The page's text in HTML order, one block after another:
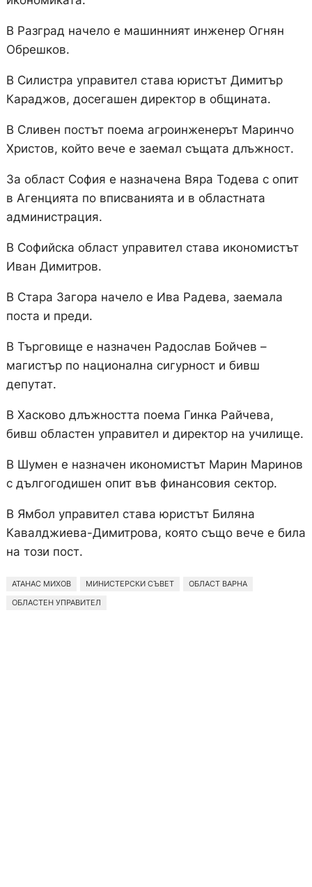
В Разград начело е машинният инженер Огнян
Обрешков.
В Силистра управител става юристът Димитър
Караджов, досегашен директор в общината.
В Сливен постът поема агроинженерът Маринчо
Христов, който вече е заемал същата длъжност.
За област София е назначена Вяра Тодева с опит
в Агенцията по вписванията и в областната
администрация.
В Софийска област управител става икономистът
Иван Димитров.
В Стара Загора начело е Ива Радева, заемала
поста и преди.
В Търговище е назначен Радослав Бойчев –
магистър по национална сигурност и бивш
депутат.
В Хасково длъжността поема Гинка Райчева,
бивш областен управител и директор на училище.
В Шумен е назначен икономистът Марин Маринов
с дългогодишен опит във финансовия сектор.
В Ямбол управител става юристът Биляна
Кавалджиева-Димитрова, която също вече е била
на този пост.
АТАНАС МИХОВ МИНИСТЕРСКИ СЪВЕТ
ОБЛАСТ ВАРНА
ОБЛАСТЕН УПРАВИТЕЛ